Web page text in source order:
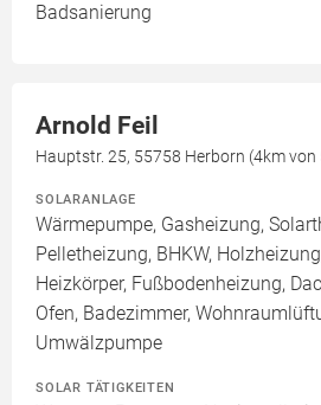
Badsanierung
Arnold Feil
Hauptstr. 25, 55758 Herborn (4km
SOLARANLAGE
Wärmepumpe, Gasheizung,
Pelletheizung, BHKW,
Heizkörper, Fußbodenheizung,
Ofen, Badezimmer,
Umwälzpumpe
SOLAR TÄTIGKEITEN